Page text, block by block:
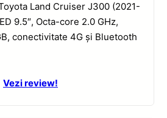
Land Cruiser J300 (2021-
9.5″, Octa-core 2.0 GHz,
conectivitate 4G și Bluetooth
Vezi review!